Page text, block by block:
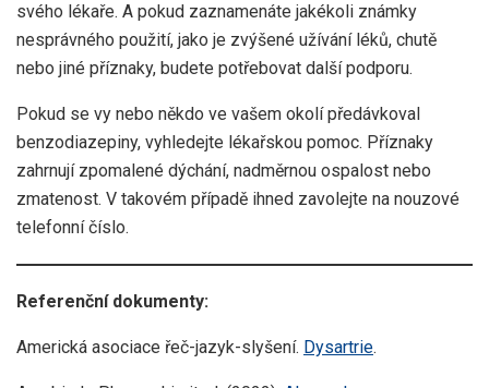
svého lékaře. A pokud zaznamenáte jakékoli známky
nesprávného použití, jako je zvýšené užívání léků, chutě
nebo jiné příznaky, budete potřebovat další podporu.
Pokud se vy nebo někdo ve vašem okolí předávkoval
benzodiazepiny, vyhledejte lékařskou pomoc. Příznaky
zahrnují zpomalené dýchání, nadměrnou ospalost nebo
zmatenost. V takovém případě ihned zavolejte na nouzové
telefonní číslo.
Referenční dokumenty:
Americká asociace řeč-jazyk-slyšení. Dysartrie.